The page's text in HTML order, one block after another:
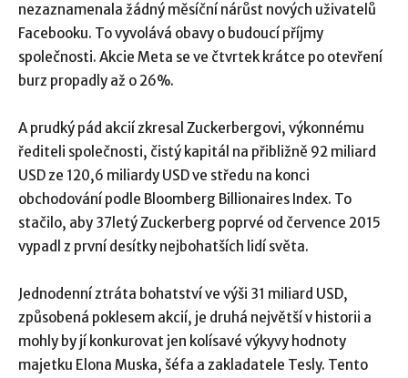
nezaznamenala žádný měsíční nárůst nových uživatelů
Facebooku. To vyvolává obavy o budoucí příjmy
společnosti. Akcie Meta se ve čtvrtek krátce po otevření
burz propadly až o 26%.
A prudký pád akcií zkresal Zuckerbergovi, výkonnému
řediteli společnosti, čistý kapitál na přibližně 92 miliard
USD ze 120,6 miliardy USD ve středu na konci
obchodování podle Bloomberg Billionaires Index. To
stačilo, aby 37letý Zuckerberg poprvé od července 2015
vypadl z první desítky nejbohatších lidí světa.
Jednodenní ztráta bohatství ve výši 31 miliard USD,
způsobená poklesem akcií, je druhá největší v historii a
mohly by jí konkurovat jen kolísavé výkyvy hodnoty
majetku Elona Muska, šéfa a zakladatele Tesly. Tento